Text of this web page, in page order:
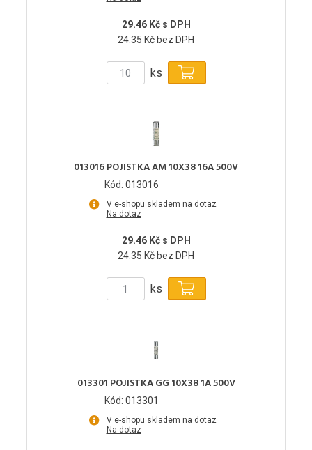
29.46 Kč s DPH
24.35 Kč bez DPH
ks
013016 POJISTKA AM 10X38 16A 500V
Kód: 013016
V e-shopu skladem na dotaz
Na dotaz
29.46 Kč s DPH
24.35 Kč bez DPH
ks
013301 POJISTKA GG 10X38 1A 500V
Kód: 013301
V e-shopu skladem na dotaz
Na dotaz